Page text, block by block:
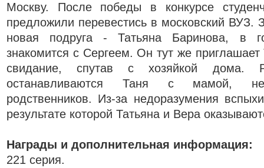
Москву. После победы в конкурсе
предложили перевестись в московский ВУЗ.
новая подруга - Татьяна Баринова, в
знакомится с Сергеем. Он тут же приглашает
свидание, спутав с хозяйкой дома.
останавливаются Таня с мамой,
родственников. Из-за недоразумения
результате которой Татьяна и Вера
Награды и дополнительная информация:
221 серия.